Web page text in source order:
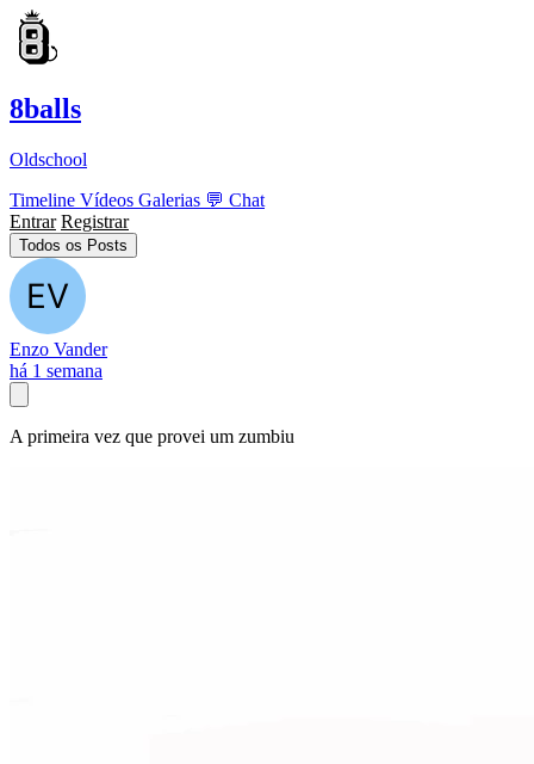
8balls
Oldschool
Timeline Vídeos Galerias 💬 Chat
Entrar Registrar
Todos os Posts
Enzo Vander
há 1 semana
A primeira vez que provei um zumbiu